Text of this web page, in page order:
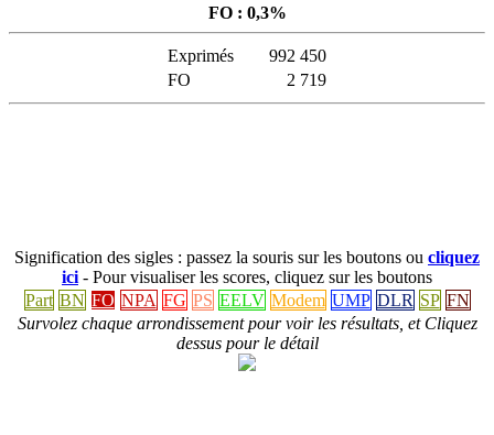
FO : 0,3%
Exprimés
992 450
FO
2 719
Signification des sigles : passez la souris sur les boutons ou cliquez
ici - Pour visualiser les scores, cliquez sur les boutons
Part BN FO NPA FG PS EELV Modem UMP DLR SP FN
Survolez chaque arrondissement pour voir les résultats, et Cliquez
dessus pour le détail